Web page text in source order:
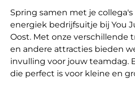
Spring samen met je
energiek bedrijfsuitje bij You
Oost. Met onze verschillende
en andere attracties bieden
invulling voor jouw teamdag.
die perfect is voor kleine en